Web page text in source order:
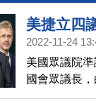
美捷立四
2022-11-24
美國眾議院
國會眾議長
交部長吳釗